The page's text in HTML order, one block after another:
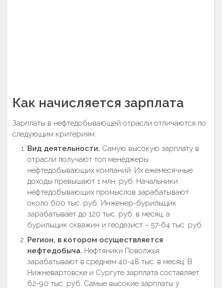
Как начисляется зарплата
Зарплаты в нефтедобывающей отрасли отличаются по
следующим критериям:
Вид деятельности. Самую высокую зарплату в
отрасли получают топ менеджеры
нефтедобывающих компаний. Их ежемесячные
доходы превышают 1 млн. руб. Начальники
нефтедобывающих промыслов зарабатывают
около 600 тыс. руб. Инженер-бурильщик
зарабатывает до 120 тыс. руб. в месяц, а
бурильщик скважин и геодезист – 57-64 тыс. руб.
Регион, в котором осуществляется
нефтедобыча. Нефтяники Поволжья
зарабатывают в среднем 40-48 тыс. в месяц. В
Нижневартовске и Сургуте зарплата составляет
62-90 тыс. руб. Самые высокие зарплаты у